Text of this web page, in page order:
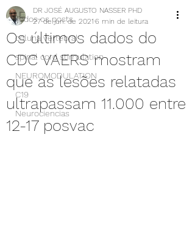
Todos os posts
coluna vertebral
spinal cord stimulation
NEUROMODULATION
C19
Neurociencias
Os últimos dados do
CDC VAERS mostram
que as lesões relatadas
ultrapassam 11.000 entre
12-17 posvac
DR JOSÉ AUGUSTO NASSER PHD
27 de jun. de 2021 6 min de leitura